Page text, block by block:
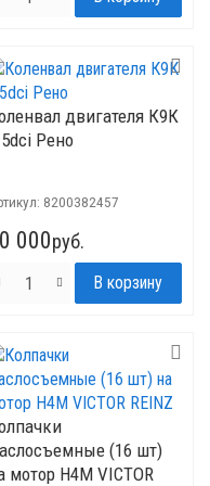
двигателя К9К
Рено
8200382457
000руб.
(16 шт)
мотор H4M VICTOR